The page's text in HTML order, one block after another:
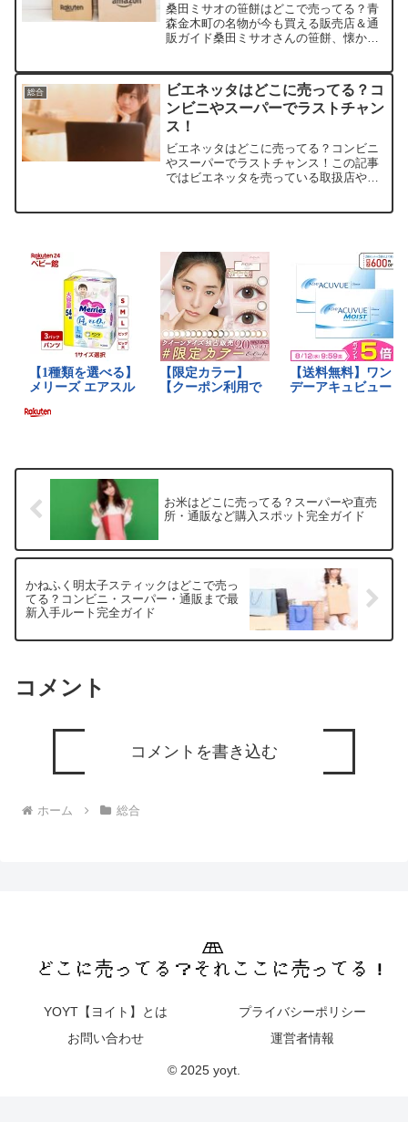
桑田ミサオの笹餅はどこで売ってる？青
森金木町の名物が今も買える販売店＆通
販ガイド桑田ミサオさんの笹餅、懐かし
店舗や平均価格、安く買えるコツをサク
ッと紹介します。きっとお役...
総合
ビエネッタはどこに売ってる？コ
ンビニやスーパーでラストチャン
ス！
ビエネッタはどこに売ってる？コンビニ
やスーパーでラストチャンス！この記事
ではビエネッタを売っている取扱店や、
お米はどこに売ってる？スーパーや直売
所・通販など購入スポット完全ガイド
かねふく明太子スティックはどこで売っ
てる？コンビニ・スーパー・通販まで最
新入手ルート完全ガイド
コメント
コメントを書き込む
ホーム 総合
YOYT【ヨイト】とは
プライバシーポリシー
お問い合わせ
運営者情報
© 2025 yoyt.